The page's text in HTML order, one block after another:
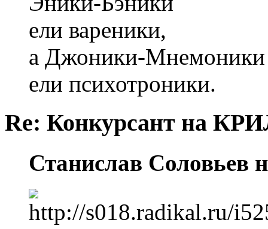
ели вареники,
а Джоники-Мнемоники
ели психотроники.
Re: Конкурсант на
Станислав Соловьев